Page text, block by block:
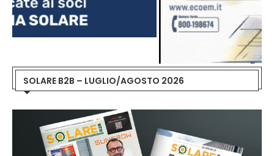
SOLARE B2B – LUGLIO/AGOSTO 2026